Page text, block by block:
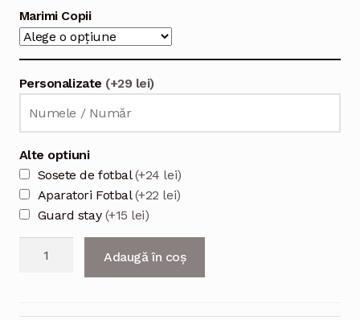
Marimi Copii
Personalizate (+29 lei)
Alte optiuni
Sosete de fotbal(+24 lei)
Aparatori Fotbal(+22 lei)
Guard stay (+15 lei)
Adaugă în coș